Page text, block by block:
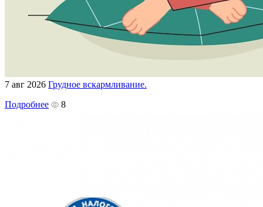
7 авг 2026 Грудное вскармливание.
Подробнее
8